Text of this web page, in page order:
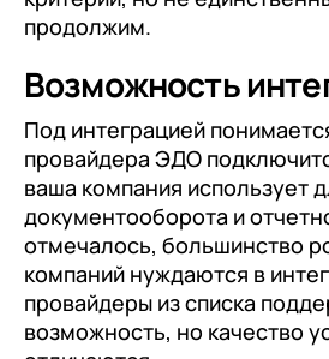
продолжим.
Возможность
Под интеграцией
провайдера ЭДО
ваша компания использует
документооборота и
отмечалось, большинство
компаний нуждаются в
провайдеры из списка
возможность, но качество